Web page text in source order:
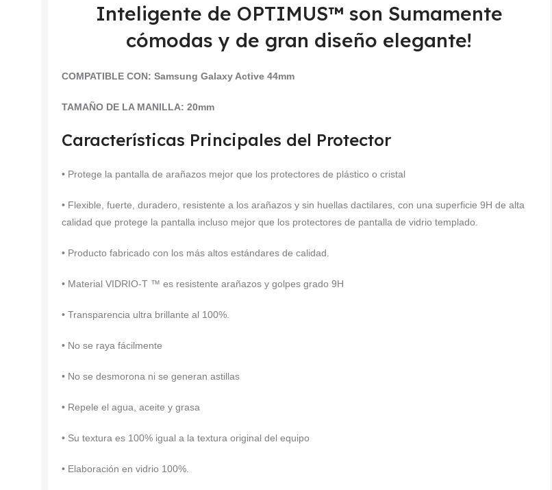
Inteligente de OPTIMUS™ son Sumamente
cómodas y de gran diseño elegante!
COMPATIBLE CON: Samsung Galaxy Active 44mm
TAMAÑO DE LA MANILLA: 20mm
Características Principales del Protector
• Protege la pantalla de arañazos mejor que los protectores de plástico o cristal
• Flexible, fuerte, duradero, resistente a los arañazos y sin huellas dactilares, con una superficie 9H de alta
calidad que protege la pantalla incluso mejor que los protectores de pantalla de vidrio templado.
• Producto fabricado con los más altos estándares de calidad.
• Material VIDRIO-T ™ es resistente arañazos y golpes grado 9H
• Transparencia ultra brillante al 100%.
• No se raya fácilmente
• No se desmorona ni se generan astillas
• Repele el agua, aceite y grasa
• Su textura es 100% igual a la textura original del equipo
• Elaboración en vidrio 100%.